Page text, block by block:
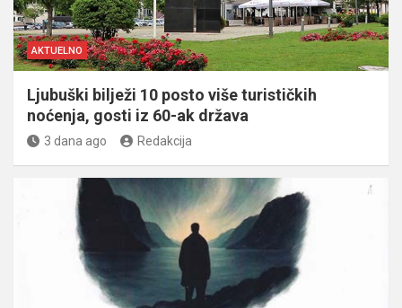
AKTUELNO
Ljubuški bilježi 10 posto više turističkih
noćenja, gosti iz 60-ak država
3 dana ago Redakcija